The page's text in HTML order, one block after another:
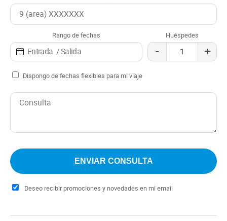
exuberante de los alrededores, realizando caminatas,
excursiones o simplemente contemplando la belleza
imponente del paisaje.
Rango de fechas Huéspedes
- +
Dispongo de fechas flexibles para mi viaje
Deseo recibir promociones y novedades en mi email